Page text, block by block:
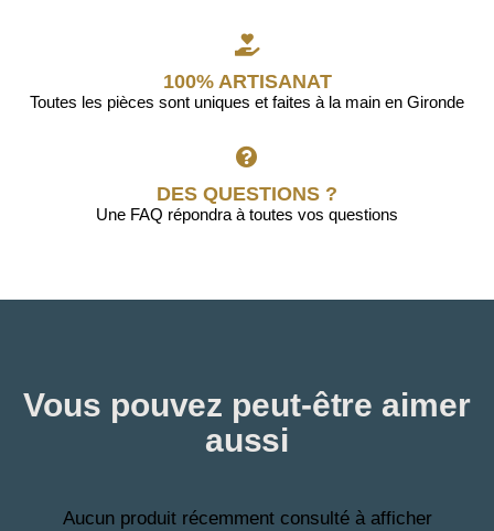
100% ARTISANAT
Toutes les pièces sont uniques et faites à la main en Gironde
DES QUESTIONS ?
Une FAQ répondra à toutes vos questions
Vous pouvez peut-être aimer
aussi
Aucun produit récemment consulté à afficher